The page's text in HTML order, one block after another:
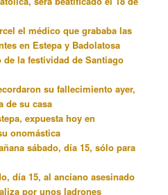
el médico que grababa las
en Estepa y Badolatosa
la festividad de Santiago
su fallecimiento ayer,
de su casa
expuesta hoy en
onomástica
sábado, día 15, sólo para
día 15, al anciano asesinado
por unos ladrones